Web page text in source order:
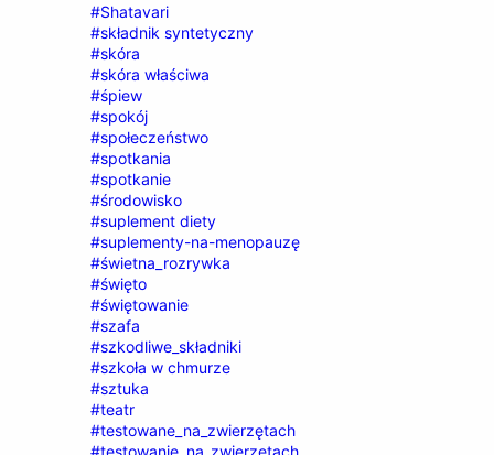
#Shatavari
#składnik syntetyczny
#skóra
#skóra właściwa
#śpiew
#spokój
#społeczeństwo
#spotkania
#spotkanie
#środowisko
#suplement diety
#suplementy-na-menopauzę
#świetna_rozrywka
#święto
#świętowanie
#szafa
#szkodliwe_składniki
#szkoła w chmurze
#sztuka
#teatr
#testowane_na_zwierzętach
#testowanie_na_zwierzętach